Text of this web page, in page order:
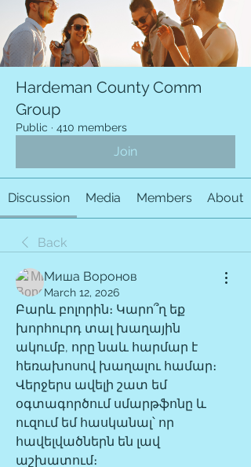
Hardeman County Comm
Group
Public · 410 members
Join
Discussion Media Members About
Back
Миша Воронов
March 12, 2026
Բարև բոլորին։ Կարո՞ղ եք
խորհուրդ տալ խաղային
ակումբ, որը նաև հարմար է
հեռախոսով խաղալու համար։
Վերջերս ավելի շատ եմ
օգտագործում սմարթֆոնը և
ուզում եմ հասկանալ՝ որ
հավելվածներն են լավ
աշխատում։